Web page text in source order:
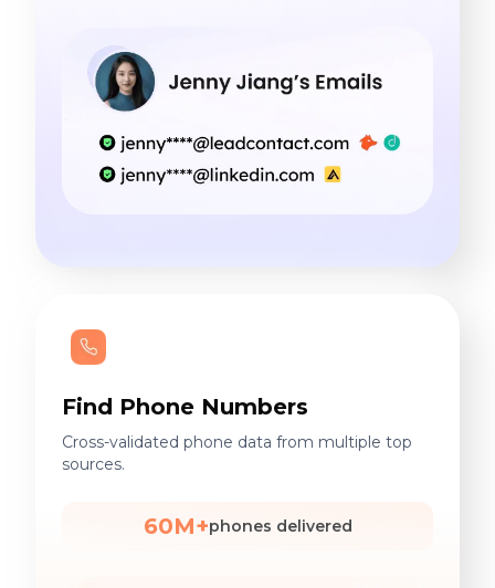
Find Phone Numbers
Cross-validated phone data from multiple top
sources.
60M+phones delivered